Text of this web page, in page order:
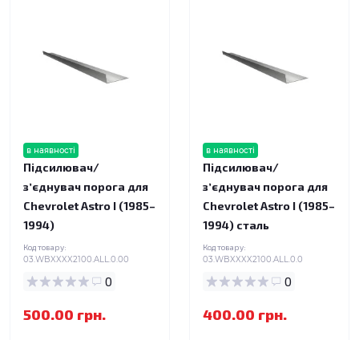
в наявності
Підсилювач/
зʼєднувач порога для
Chevrolet Astro I (1985–
1994)
Код товару:
03.WBXXXX2100.ALL.0.00
0
500.00 грн.
в наявності
Підсилювач/
зʼєднувач порога для
Chevrolet Astro I (1985–
1994) сталь
Код товару:
03.WBXXXX2100.ALL.0.0
0
400.00 грн.